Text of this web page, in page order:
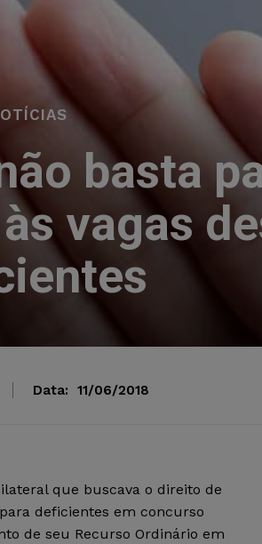
basta
vagas
Data: 11/06/2018
que buscava o direito de
deficientes em concurso
de seu Recurso Ordinário em